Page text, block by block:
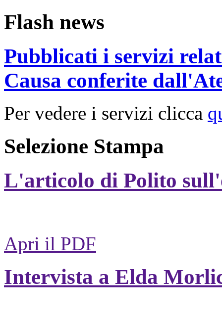
Flash news
Pubblicati i servizi
Causa conferite
Per vedere i servizi clicca
Selezione Stampa
L'articolo di Polito
Apri il PDF
Intervista a Elda